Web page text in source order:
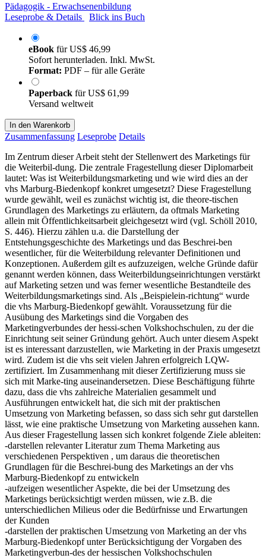
Pädagogik - Erwachsenenbildung
Leseprobe & Details
Blick ins Buch
eBook fürUS$ 46,99
Sofort herunterladen. Inkl. MwSt.
Format: PDF – für alle Geräte
Paperback fürUS$ 61,99
Versand weltweit
In den Warenkorb
Zusammenfassung Leseprobe Details
Im Zentrum dieser Arbeit steht der Stellenwert des Marketings für
die Weiterbil-dung. Die zentrale Fragestellung dieser Diplomarbeit
lautet: Was ist Weiterbildungsmarketing und wie wird dies an der
vhs Marburg-Biedenkopf konkret umgesetzt? Diese Fragestellung
wurde gewählt, weil es zunächst wichtig ist, die theore-tischen
Grundlagen des Marketings zu erläutern, da oftmals Marketing
allein mit Öffentlichkeitsarbeit gleichgesetzt wird (vgl. Schöll 2010,
S. 446). Hierzu zählen u.a. die Darstellung der
Entstehungsgeschichte des Marketings und das Beschrei-ben
wesentlicher, für die Weiterbildung relevanter Definitionen und
Konzeptionen. Außerdem gilt es aufzuzeigen, welche Gründe dafür
genannt werden können, dass Weiterbildungseinrichtungen verstärkt
auf Marketing setzen und was ferner wesentliche Bestandteile des
Weiterbildungsmarketings sind. Als „Beispielein-richtung“ wurde
die vhs Marburg-Biedenkopf gewählt. Voraussetzung für die
Ausübung des Marketings sind die Vorgaben des
Marketingverbundes der hessi-schen Volkshochschulen, zu der die
Einrichtung seit seiner Gründung gehört. Auch unter diesem Aspekt
ist es interessant darzustellen, wie Marketing in der Praxis umgesetzt
wird. Zudem ist die vhs seit vielen Jahren erfolgreich LQW-
zertifiziert. Im Zusammenhang mit dieser Zertifizierung muss sie
sich mit Marke-ting auseinandersetzen. Diese Beschäftigung führte
dazu, dass die vhs zahlreiche Materialien gesammelt und
Ausführungen entwickelt hat, die sich mit der praktischen
Umsetzung von Marketing befassen, so dass sich sehr gut darstellen
lässt, wie eine praktische Umsetzung von Marketing aussehen kann.
Aus dieser Fragestellung lassen sich konkret folgende Ziele ableiten:
-darstellen relevanter Literatur zum Thema Marketing aus
verschiedenen Perspektiven , um daraus die theoretischen
Grundlagen für die Beschrei-bung des Marketings an der vhs
Marburg-Biedenkopf zu entwickeln
-aufzeigen wesentlicher Aspekte, die bei der Umsetzung des
Marketings berücksichtigt werden müssen, wie z.B. die
unterschiedlichen Milieus oder die Bedürfnisse und Erwartungen
der Kunden
-darstellen der praktischen Umsetzung von Marketing an der vhs
Marburg-Biedenkopf unter Berücksichtigung der Vorgaben des
Marketingverbun-des der hessischen Volkshochschulen